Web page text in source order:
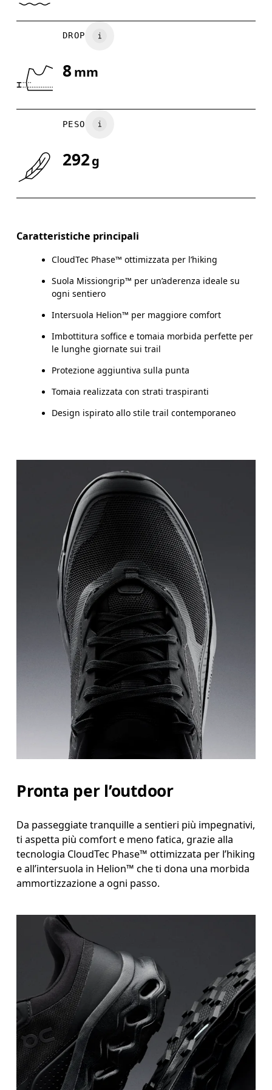
DROP
8 mm
PESO
292g
Caratteristiche principali
CloudTec Phase™ ottimizzata per l’hiking
Suola Missiongrip™ per un’aderenza ideale su
ogni sentiero
Intersuola Helion™ per maggiore comfort
Imbottitura soffice e tomaia morbida perfette per
le lunghe giornate sui trail
Protezione aggiuntiva sulla punta
Tomaia realizzata con strati traspiranti
Design ispirato allo stile trail contemporaneo
Pronta per l’outdoor
Da passeggiate tranquille a sentieri più impegnativi,
ti aspetta più comfort e meno fatica, grazie alla
tecnologia CloudTec Phase™ ottimizzata per l’hiking
e all’intersuola in Helion™ che ti dona una morbida
ammortizzazione a ogni passo.